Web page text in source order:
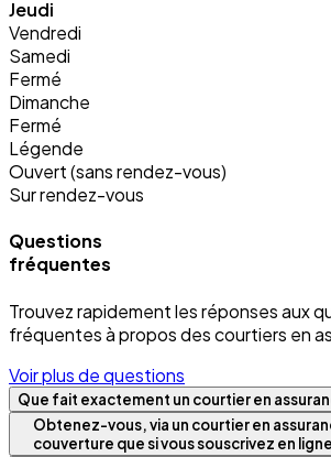
Jeudi
Vendredi
Samedi
Fermé
Dimanche
Fermé
Légende
Ouvert (sans rendez-vous)
Sur rendez-vous
Questions
fréquentes
Trouvez rapidement les réponses aux
fréquentes à propos des courtiers en
Voir plus de questions
Que fait exactement un courtier en
Obtenez-vous, via un courtier en
couverture que si vous souscrivez en